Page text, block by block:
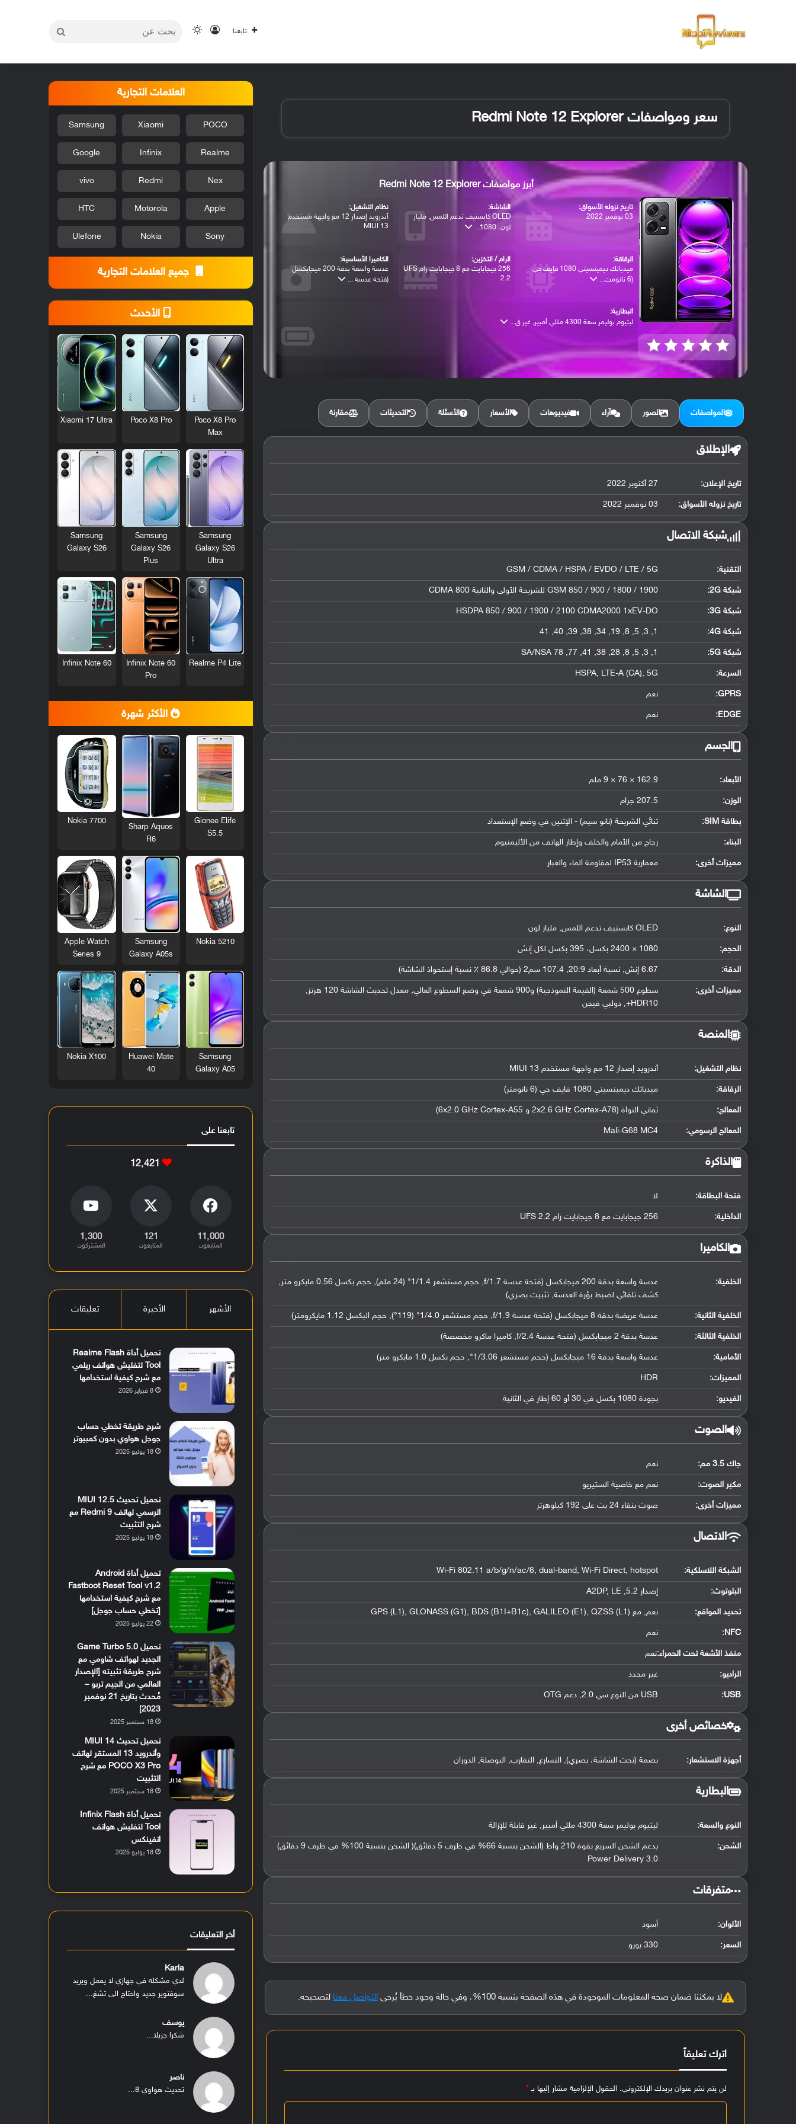
تابعنا تسجيل الدخول
الوضع المظلم
سعر ومواصفات Redmi Note 12 Explorer
أبرز مواصفات Redmi Note 12 Explorer
تاريخ نزوله الأسواق:
03 نوفمبر 2022
الشاشة:
OLED كابستيف تدعم اللمس, مليار
لون، 1080...
نظام التشغيل:
أندرويد إصدار 12 مع واجهة مستخدم
MIUI 13
الرقاقة:
ميدياتك ديمينسيتي 1080 فايف جي
(6 نانومت...
الرام / التخزين:
256 جيجابايت مع 8 جيجابايت رام UFS
2.2
الكاميرا الأساسية:
عدسة واسعة بدقة 200 ميجابكسل
(فتحة عدسة ...
البطارية:
ليثيوم بوليمر سعة 4300 مللي أمبير, غير ق...
المواصفات الصور آراء فيديوهات الأسعار الأسئلة التحديثات مقارنة
الإطلاق
تاريخ الإعلان: 27 أكتوبر 2022
تاريخ نزوله الأسواق: 03 نوفمبر 2022
شبكة الاتصال
التقنية: GSM / CDMA / HSPA / EVDO / LTE / 5G
شبكة 2G: GSM 850 / 900 / 1800 / 1900 للشريحة الأولى والثانية CDMA 800
شبكة 3G :
HSDPA 850 / 900 / 1900 / 2100 CDMA2000 1xEV-DO
شبكة 4G :
1, 3, 5, 8, 19, 34, 38, 39, 40, 41
شبكة 5G :
1, 3, 5, 8, 28, 38, 41, 77, 78 SA/NSA
السرعة: HSPA, LTE-A (CA), 5G
GPRS: نعم
EDGE: نعم
الجسم
الأبعاد: 162.9 × 76 × 9 ملم
الوزن: 207.5 جرام
بطاقة SIM: ثنائي الشريحة (نانو سيم) - الإثنين في وضع الإستعداد
البناء: زجاج من الأمام والخلف وإطار الهاتف من الأليمنيوم
مميزات أخرى: معمارية IP53 لمقاومة الماء والغبار
الشاشة
النوع: OLED كابستيف تدعم اللمس, مليار لون
الحجم: 1080 × 2400 بكسل، 395 بكسل لكل إنش
الدقة: 6.67 إنش, نسبة أبعاد 20:9, 107.4 سم2 (حوالي 86.8 ٪ نسبة إستحواذ الشاشة)
مميزات أخرى:
سطوع 500 شمعة (القيمة النموذجية) و900 شمعة في وضع السطوع العالي, معدل تحديث الشاشة 120 هرتز,
HDR10+, دولبي فيجن
المنصة
نظام التشغيل: أندرويد إصدار 12 مع واجهة مستخدم MIUI 13
الرقاقة: ميدياتك ديمينسيتي 1080 فايف جي (6 نانومتر)
المعالج: ثماني النواة (2x2.6 GHz Cortex-A78 و 6x2.0 GHz Cortex-A55)
المعالج الرسومي:
Mali-G68 MC4
الذاكرة
فتحة البطاقة: لا
الداخلية: 256 جيجابايت مع 8 جيجابايت رام UFS 2.2
الكاميرا
الخلفية:
عدسة واسعة بدقة 200 ميجابكسل (فتحة عدسة f/1.7, حجم مستشعر 1/1.4" (24 ملم), حجم بكسل 0.56 مايكرو متر,
كشف تلقائي لضبط بؤرة العدسة, تثبيت بصري)
الخلفية الثانية: عدسة عريضة بدقة 8 ميجابكسل (فتحة عدسة f/1.9, حجم مستشعر 1/4.0" (119°), حجم البكسل 1.12 مايكرومتر)
الخلفية الثالثة: عدسة بدقة 2 ميجابكسل (فتحة عدسة f/2.4, كاميرا ماكرو مخصصة)
الأمامية: عدسة واسعة بدقة 16 ميجابكسل (حجم مستشعر 1/3.06", حجم بكسل 1.0 مايكرو متر)
المميزات: HDR
الفيديو: بجودة 1080 بكسل في 30 أو 60 إطار في الثانية
الصوت
جاك 3.5 مم: نعم
مكبر الصوت: نعم مع خاصية الستيريو
مميزات أخرى: صوت بنقاء 24 بت على 192 كيلوهرتز
الاتصال
الشبكة اللاسلكية: Wi-Fi 802.11 a/b/g/n/ac/6, dual-band, Wi-Fi Direct, hotspot
البلوتوث: إصدار 5.2, A2DP, LE
تحديد المواقع: نعم, مع GPS (L1), GLONASS (G1), BDS (B1I+B1c), GALILEO (E1), QZSS (L1)
NFC
: نعم
منفذ الأشعة تحت الحمراء:نعم
الراديو: غير محدد
USB
: USB من النوع سي 2.0, دعم OTG
خصائص أخرى
أجهزة الاستشعار: بصمة (تحت الشاشة، بصري), التسارع, التقارب, البوصلة, الدوران
البطارية
النوع والسعة: ليثيوم بوليمر سعة 4300 مللي أمبير, غير قابلة للإزالة
الشحن:
يدعم الشحن السريع بقوة 210 واط (الشحن بنسبة 66% في ظرف 5 دقائق)( الشحن بنسبة 100% في ظرف 9 دقائق)
Power Delivery 3.0
‏متفرقات‏
الألوان: أسود
السعر: 330 يورو
لا يمكننا ضمان صحة المعلومات الموجودة في هذه الصفحة بنسبة 100%، وفي حالة وجود خطأ يُرجى التواصل معنا لتصحيحه.
اترك تعليقاً
لن يتم نشر عنوان بريدك الإلكتروني. الحقول الإلزامية مشار إليها بـ*
العلامات التجارية
POCO
Xiaomi
Samsung
Realme
Infinix
Google
Nex
Redmi
vivo
Apple
Motorola
HTC
Sony
Nokia
Ulefone
جميع العلامات التجارية
الأحدث
Poco X8 Pro
Max
Poco X8 Pro
Xiaomi 17 Ultra
Samsung
Galaxy S26
Ultra
Samsung
Galaxy S26
Plus
Samsung
Galaxy S26
Realme P4 Lite
Infinix Note 60
Pro
Infinix Note 60
الأكثر شهرة
Gionee Elife
S5.5
Sharp Aquos
R6
Nokia 7700
Nokia 5210
Samsung
Galaxy A05s
Apple Watch
Series 9
Samsung
Galaxy A05
Huawei Mate
40
Nokia X100
تابعنا على
12٬421
11٬000
المتابعون
121
المتابعون
1٬300
المشتركون
الأشهر الأخيرة تعليقات
تحميل أداة Realme Flash
Tool لتفليش هواتف ريلمي
مع شرح كيفية استخدامها
8 فبراير 2026
شرح طريقة تخطي حساب
جوجل هواوي بدون كمبيوتر
18 يوليو 2025
تحميل تحديث MIUI 12.5
الرسمي لهاتف Redmi 9 مع
شرح التثبيت
18 يوليو 2025
تحميل أداة Android
Fastboot Reset Tool v1.2
مع شرح كيفية استخدامها
[تخطي حساب جوجل]
22 يوليو 2025
تحميل Game Turbo 5.0
الجديد لهواتف شاومي مع
شرح طريقة تثبيته [الإصدار
العالمي من الجيم تربو –
مُحدث بتاريخ 21 نوفمبر
2023]
18 سبتمبر 2025
تحميل تحديث MIUI 14
وأندرويد 13 المستقر لهاتف
POCO X3 Pro مع شرح
التثبيت
18 سبتمبر 2025
تحميل أداة Infinix Flash
Tool لتفليش هواتف
انفينكس
18 يوليو 2025
أخر التعليقات
Karla
لدي مشكله في جهازي لا يعمل ويريد
سوفتوير جديد واحتاج الى تشغ...
يوسف
شكرا جزيلا...
ناصر
تحديث هواوي 8...